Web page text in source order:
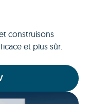
construisons
et plus sûr.